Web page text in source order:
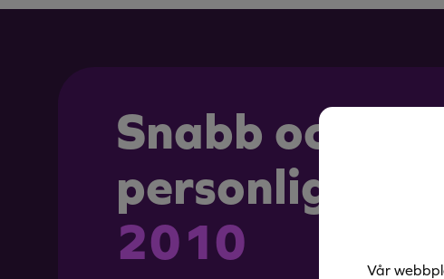
Snabb och
personlig hjälp
2010
Vår